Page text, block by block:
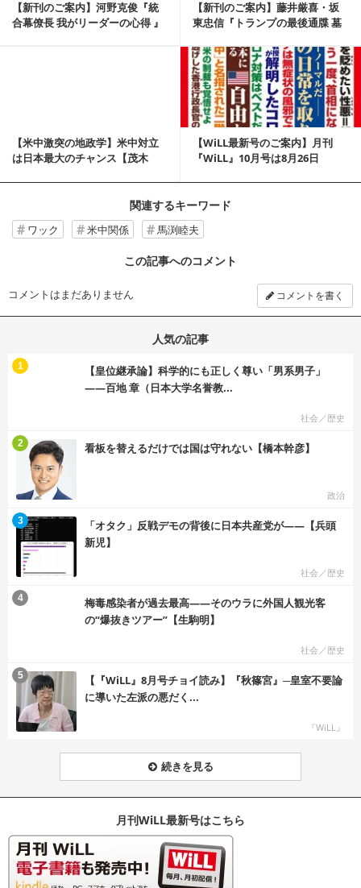
【新刊のご案内】河野克俊『統
合幕僚長 我がリーダーの心得 』
【新刊のご案内】藤井厳喜・坂
東忠信『トランプの最後通牒 墓
【米中激突の地政学】米中対立
は日本最大のチャンス【茂木
【WiLL最新号のご案内】月刊
『WiLL』10月号は8月26日
関連するキーワード
ワック 米中関係 馬渕睦夫
この記事へのコメント
コメントはまだありません コメントを書く
人気の記事
【皇位継承論】科学的にも正しく尊い「男系男子」
――百地 章（日本大学名誉教...
社会／歴史
1
看板を替えるだけでは国は守れない【橋本幹彦】
政治
2
「オタク」反戦デモの背後に日本共産党が――【兵頭
新児】
社会／歴史
3
梅毒感染者が過去最高――そのウラに外国人観光客
の“爆抜きツアー”【生駒明】
社会／歴史
4
【『WiLL』8月号チョイ読み】『秋篠宮』─皇室不要論
に導いた左派の悪だく...
『WiLL』
5
続きを見る
月刊WiLL最新号はこちら